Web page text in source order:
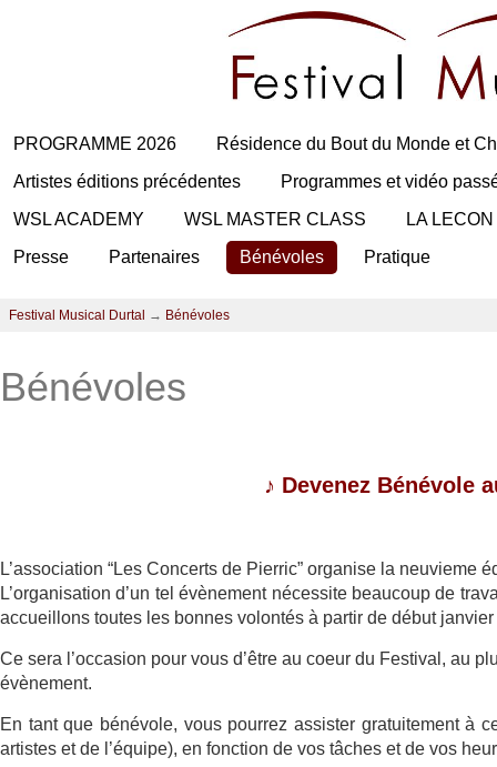
PROGRAMME 2026
Résidence du Bout du Monde et
Artistes éditions précédentes
Programmes et vidéo
WSL ACADEMY
WSL MASTER CLASS
LA
Presse
Partenaires Bénévoles Pratique
Festival Musical Durtal → Bénévoles
Bénévoles
♪ Devenez Bénévole
L’association “Les Concerts de Pierric” organise la neuvieme
L’organisation d’un tel évènement nécessite beaucoup de
accueillons toutes les bonnes volontés à partir de début
Ce sera l’occasion pour vous d’être au coeur du Festival, au
évènement.
En tant que bénévole, vous pourrez assister gratuitement à
artistes et de l’équipe), en fonction de vos tâches et de vos